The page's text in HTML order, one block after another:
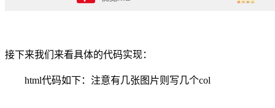
接下来我们来看具体的代码实现：
html代码如下：注意有几张图片则写几个col